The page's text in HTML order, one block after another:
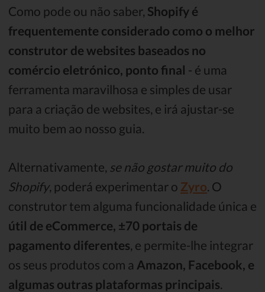
Como pode ou não saber, Shopify é
frequentemente considerado como o melhor
construtor de websites baseados no
comércio eletrónico, ponto final - é uma
ferramenta maravilhosa e simples de usar
para a criação de websites, e irá ajustar-se
muito bem ao nosso guia.
Alternativamente, se não gostar muito do
Shopify, poderá experimentar o Zyro . O
construtor tem alguma funcionalidade única e
útil de eCommerce, ±70 portais de
pagamento diferentes , e permite-lhe integrar
os seus produtos com a Amazon, Facebook, e
algumas outras plataformas principais